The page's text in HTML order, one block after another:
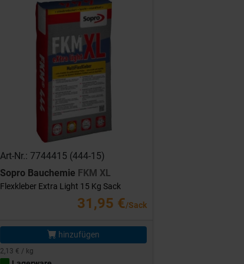
Art-Nr.: 7744415 (444-15)
Sopro Bauchemie FKM XL
Flexkleber Extra Light 15 Kg Sack
31,95 €/Sack
hinzufügen
2,13 € / kg